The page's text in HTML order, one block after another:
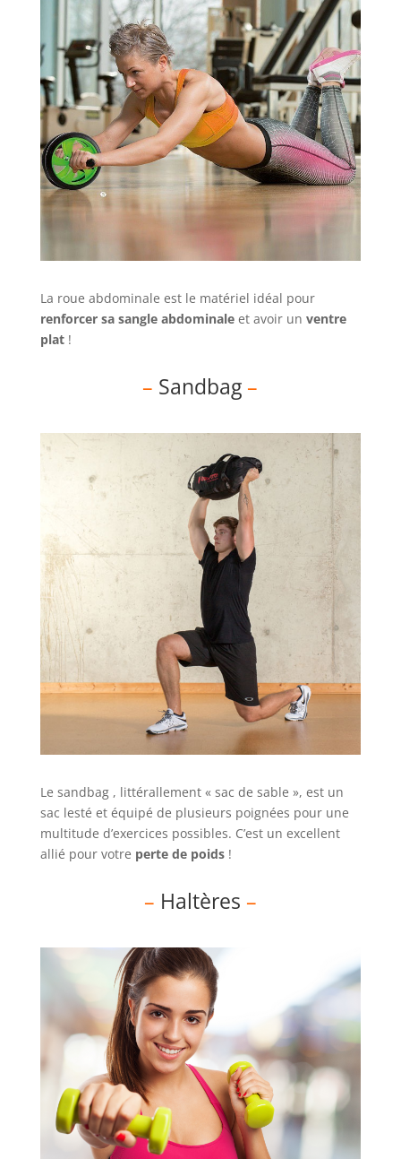
La roue abdominale est le matériel idéal pour
renforcer sa sangle abdominaleet avoir un ventre
plat!
– Sandbag –
Le sandbag , littérallement « sac de sable », est un
sac lesté et équipé de plusieurs poignées pour une
multitude d’exercices possibles. C’est un excellent
allié pour votre perte de poids!
– Haltères –